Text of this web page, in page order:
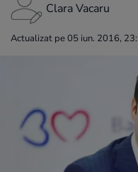
Clara Vacaru
Actualizat pe 05 iun. 2016,